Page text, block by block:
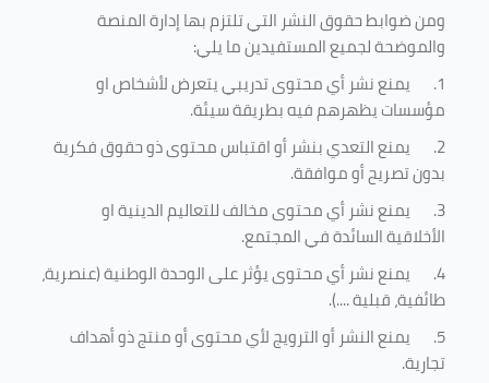
ومن ضوابط حقوق النشر التي تلتزم بها إدارة المنصة
والموضحة لجميع المستفيدين ما يلي:
1.
يمنع نشر أي محتوى تدريبي يتعرض لأشخاص او
مؤسسات يظهرهم فيه بطريقة سيئة.
2.
يمنع التعدي بنشر أو اقتباس محتوى ذو حقوق فكرية
بدون تصريح أو موافقة.
3.
يمنع نشر أي محتوى مخالف للتعاليم الدينية او
الأخلاقية السائدة في المجتمع.
4.
يمنع نشر أي محتوى يؤثر على الوحدة الوطنية (عنصرية،
طائفية، قبلية ....).
5.
يمنع النشر أو الترويج لأي محتوى أو منتج ذو أهداف
تجارية.